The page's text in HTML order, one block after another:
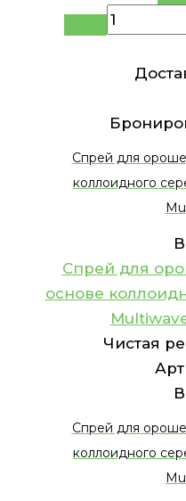
Спрей для
коллоидного
Спрей для
основе
Чистая
Спрей для
коллоидного